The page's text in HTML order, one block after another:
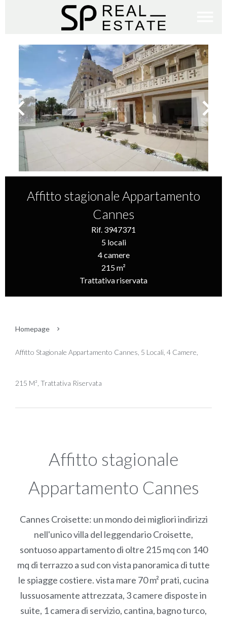
Affitto stagionale Appartamento
Cannes
Rif. 3947371
5 locali
4 camere
215 m²
Trattativa riservata
Homepage
Affitto Stagionale Appartamento Cannes, 5 Locali, 4 Camere,
215 M², Trattativa Riservata
Affitto stagionale
Appartamento Cannes
Cannes Croisette: un mondo dei migliori indirizzi
nell'unico villa del leggendario Croisette,
sontuoso appartamento di oltre 215 mq con 140
mq di terrazzo a sud con vista panoramica di tutte
le spiagge costiere. vista mare 70 m² prati, cucina
lussuosamente attrezzata, 3 camere disposte in
suite, 1 camera di servizio, cantina, bagno turco,